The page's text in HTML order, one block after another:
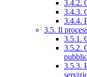
3.4.2.
3.4.3.
3.4.4.
3.5. Il
3.5.1.
3.5.2.
3.5.3.